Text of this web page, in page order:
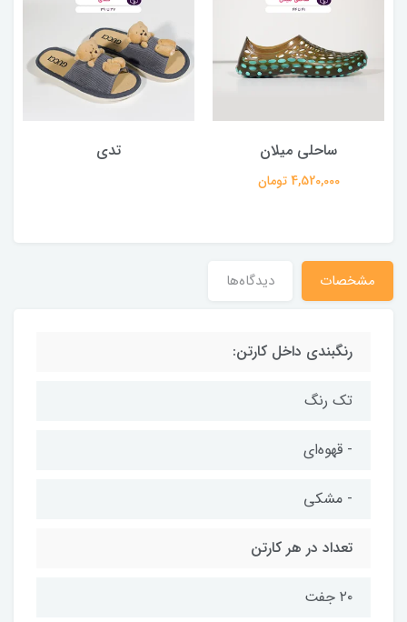
ساحلی میلان
4,520,000 تومان
تدی
مشخصات دیدگاه‌ها
رنگبندی داخل کارتن:
تک رنگ
- قهوه‌ای
- مشکی
تعداد در هر کارتن
۲۰ جفت